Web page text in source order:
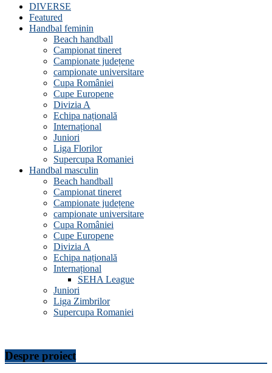
DIVERSE
Featured
Handbal feminin
Beach handball
Campionat tineret
Campionate județene
campionate universitare
Cupa României
Cupe Europene
Divizia A
Echipa națională
Internațional
Juniori
Liga Florilor
Supercupa Romaniei
Handbal masculin
Beach handball
Campionat tineret
Campionate județene
campionate universitare
Cupa României
Cupe Europene
Divizia A
Echipa națională
Internațional
SEHA League
Juniori
Liga Zimbrilor
Supercupa Romaniei
Despre proiect